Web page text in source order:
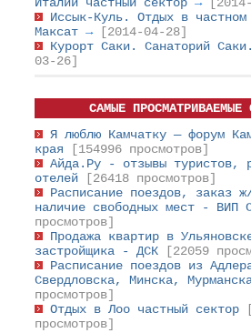
Иссык-Куль. Отдых в частном
Максат →
[2014-04-28]
Курорт Саки. Санаторий
03-26]
САМЫЕ ПРОСМАТРИВАЕМЫЕ
Я люблю Камчатку — форум
края
[154996 просмотров]
Айда.Ру - отзывы туристов,
отелей
[26418 просмотров]
Расписание поездов, заказ
наличие свободных мест - ВИП
просмотров]
Продажа квартир в
застройщика - ДСК
[22059
Расписание поездов из
Свердловска, Минска,
просмотров]
Отдых в Лоо частный сектор
просмотров]